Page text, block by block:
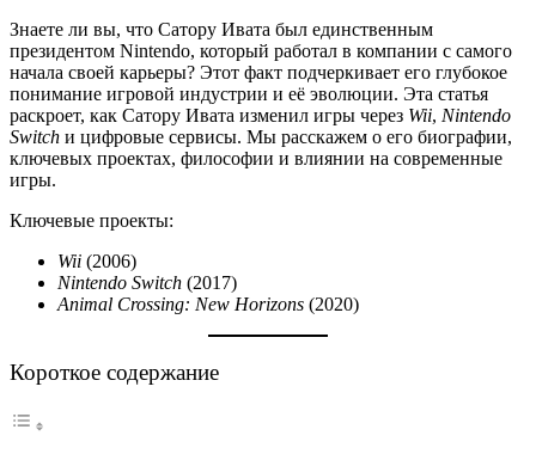
Знаете ли вы, что Сатору Ивата был единственным
президентом Nintendo, который работал в компании с самого
начала своей карьеры? Этот факт подчеркивает его глубокое
понимание игровой индустрии и её эволюции. Эта статья
раскроет, как Сатору Ивата изменил игры через Wii, Nintendo
Switch и цифровые сервисы. Мы расскажем о его биографии,
ключевых проектах, философии и влиянии на современные
игры.
Ключевые проекты:
Wii (2006)
Nintendo Switch (2017)
Animal Crossing: New Horizons (2020)
Короткое содержание